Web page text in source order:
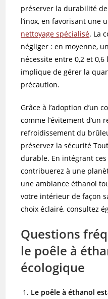
préserver la durabilité
l’inox, en favorisant une
nettoyage spécialisé. La
négliger : en moyenne,
nécessite entre 0,2 et
implique de gérer la
précaution.
Grâce à l’adoption d’un
comme l’évitement d’un
refroidissement du
préservez la sécurité
durable. En intégrant
contribuerez à une
une ambiance éthanol
votre intérieur de façon
choix éclairé, consultez
Questions
le poêle à
écologique
Le poêle à éthanol